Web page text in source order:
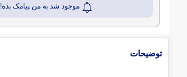
موجود شد به من پیامک بده!
توضیحات